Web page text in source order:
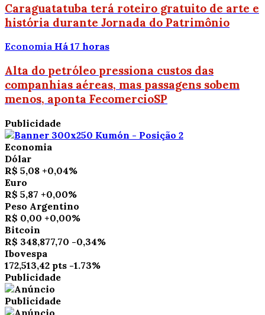
Caraguatatuba terá roteiro gratuito de arte e
história durante Jornada do Patrimônio
Economia Há 17 horas
Alta do petróleo pressiona custos das
companhias aéreas, mas passagens sobem
menos, aponta FecomercioSP
Publicidade
Economia
Dólar
R$ 5,08 +0,04%
Euro
R$ 5,87 +0,00%
Peso Argentino
R$ 0,00 +0,00%
Bitcoin
R$ 348,877,70 -0,34%
Ibovespa
172,513,42 pts -1.73%
Publicidade
Publicidade